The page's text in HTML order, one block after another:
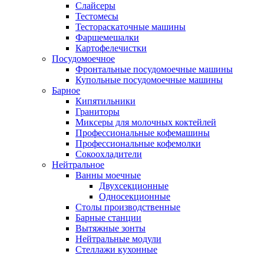
Слайсеры
Тестомесы
Тестораскаточные машины
Фаршемешалки
Картофелечистки
Посудомоечное
Фронтальные посудомоечные машины
Купольные посудомоечные машины
Барное
Кипятильники
Граниторы
Миксеры для молочных коктейлей
Профессиональные кофемашины
Профессиональные кофемолки
Сокоохладители
Нейтральное
Ванны моечные
Двухсекционные
Односекционные
Столы производственные
Барные станции
Вытяжные зонты
Нейтральные модули
Стеллажи кухонные